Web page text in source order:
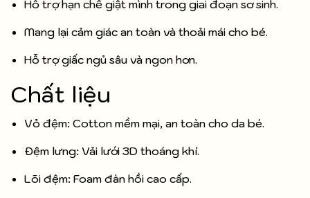
Hỗ trợ hạn chế giật mình trong giai đoạn sơ sinh.
Mang lại cảm giác an toàn và thoải mái cho bé.
Hỗ trợ giấc ngủ sâu và ngon hơn.
Chất liệu
Vỏ đệm: Cotton mềm mại, an toàn cho da bé.
Đệm lưng: Vải lưới 3D thoáng khí.
Lõi đệm: Foam đàn hồi cao cấp.